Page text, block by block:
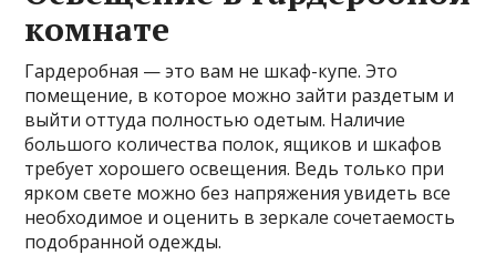
комнате
Гардеробная — это вам не шкаф-купе. Это
помещение, в которое можно зайти раздетым и
выйти оттуда полностью одетым. Наличие
большого количества полок, ящиков и шкафов
требует хорошего освещения. Ведь только при
ярком свете можно без напряжения увидеть все
необходимое и оценить в зеркале сочетаемость
подобранной одежды.